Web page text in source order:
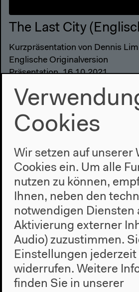
The Last City
Kurzpräsentation von Dennis
Englische Originalversion
Präsentation, 16.10.2021
Cookies
Wir setzen auf unserer
Cookies ein. Um alle
nutzen zu können,
Ihnen, neben den
notwendigen Diensten
Aktivierung externer
Audio) zuzustimmen.
Einstellungen jederzeit
widerrufen. Weitere
finden Sie in unserer